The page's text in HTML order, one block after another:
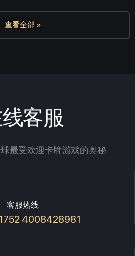
查看全部 »
客服
最受欢迎卡牌游戏的奥秘
客服热线
4008428981